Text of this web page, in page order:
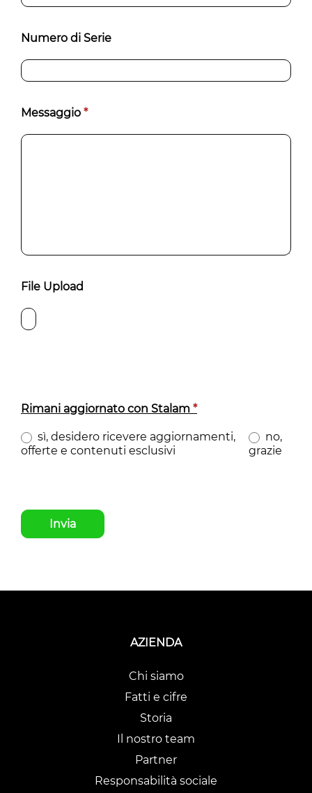
Numero di Serie
Messaggio *
File Upload
Rimani aggiornato con Stalam *
sì, desidero ricevere aggiornamenti,
offerte e contenuti esclusivi
no,
grazie
Invia
AZIENDA
Chi siamo
Fatti e cifre
Storia
Il nostro team
Partner
Responsabilità sociale